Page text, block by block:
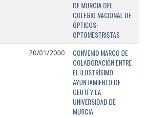
DE MURCIA DEL
COLEGIO NACIONAL DE
ÓPTICOS-
OPTOMESTRISTAS
20/01/2000
CONVENIO MARCO DE
COLABORACIÓN ENTRE
EL ILUSTRÍSIMO
AYUNTAMIENTO DE
CEUTÍ Y LA
UNIVERSIDAD DE
MURCIA